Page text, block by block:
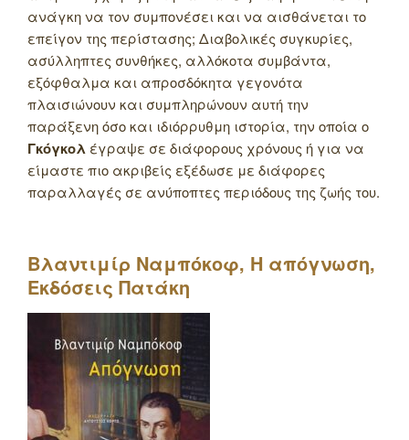
ανάγκη να τον συμπονέσει και να αισθάνεται το
επείγον της περίστασης; Διαβολικές συγκυρίες,
ασύλληπτες συνθήκες, αλλόκοτα συμβάντα,
εξόφθαλμα και απροσδόκητα γεγονότα
πλαισιώνουν και συμπληρώνουν αυτή την
παράξενη όσο και ιδιόρρυθμη ιστορία, την οποία ο
Γκόγκολ έγραψε σε διάφορους χρόνους ή για να
είμαστε πιο ακριβείς εξέδωσε με διάφορες
παραλλαγές σε ανύποπτες περιόδους της ζωής του.
Βλαντιμίρ Ναμπόκοφ, Η απόγνωση,
Εκδόσεις Πατάκη